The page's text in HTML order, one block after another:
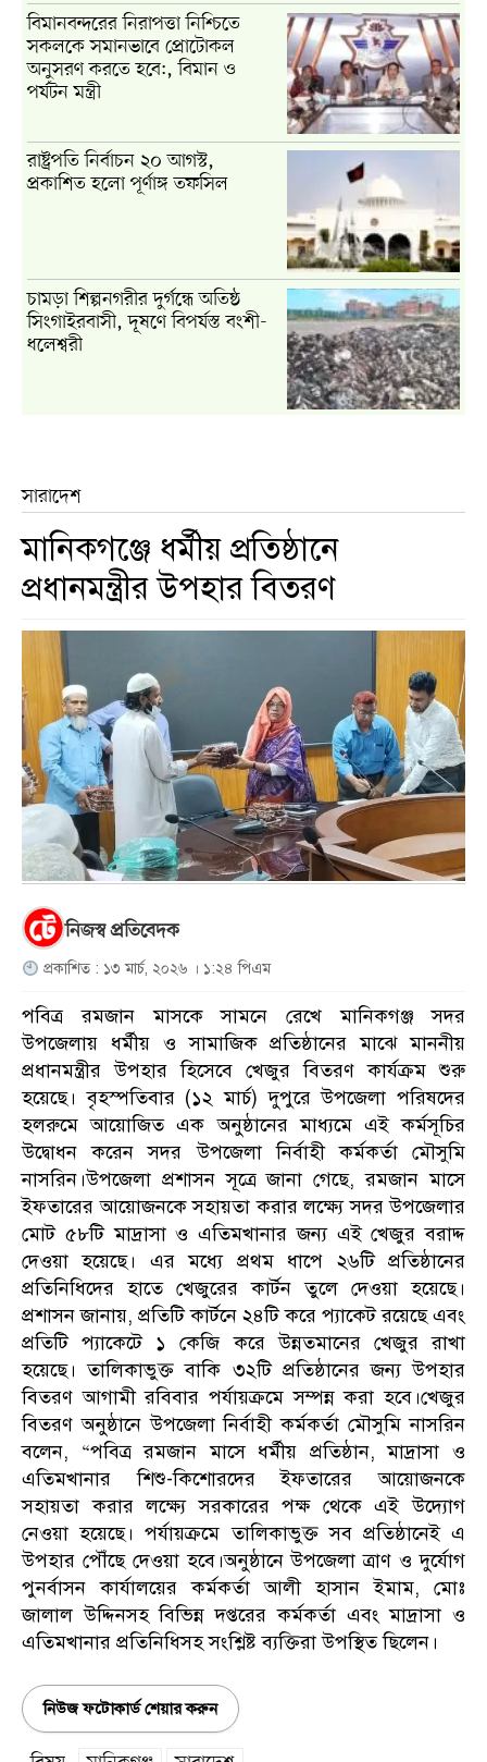
বিমানবন্দরের নিরাপত্তা নিশ্চিতে
সকলকে সমানভাবে প্রোটোকল
অনুসরণ করতে হবে:, বিমান ও
পর্যটন মন্ত্রী
রাষ্ট্রপতি নির্বাচন ২০ আগস্ট,
প্রকাশিত হলো পূর্ণাঙ্গ তফসিল
চামড়া শিল্পনগরীর দুর্গন্ধে অতিষ্ঠ
সিংগাইরবাসী, দূষণে বিপর্যস্ত বংশী-
ধলেশ্বরী